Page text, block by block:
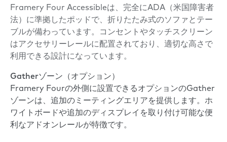
Framery Four Accessibleは、完全にADA（米国障害者
法）に準拠したポッドで、折りたたみ式のソファとテー
ブルが備わっています。コンセントやタッチスクリーン
はアクセサリーレールに配置されており、適切な高さで
利用できる設計になっています。
Gatherゾーン（オプション）
Framery Fourの外側に設置できるオプションのGather
ゾーンは、追加のミーティングエリアを提供します。ホ
ワイトボードや追加のディスプレイを取り付け可能な便
利なアドオンレールが特徴です。